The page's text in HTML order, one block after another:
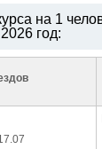
на 1
год: